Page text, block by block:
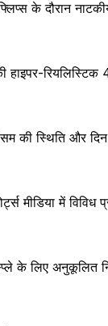
के दौरान
हाइपर-
की स्थिति और
मीडिया में विविध
के लिए अनुकूलित